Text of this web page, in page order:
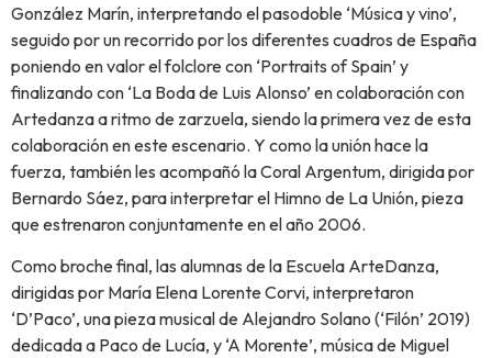
González Marín, interpretando el pasodoble ‘Música y vino’,
seguido por un recorrido por los diferentes cuadros de España
poniendo en valor el folclore con ‘Portraits of Spain’ y
finalizando con ‘La Boda de Luis Alonso’ en colaboración con
Artedanza a ritmo de zarzuela, siendo la primera vez de esta
colaboración en este escenario. Y como la unión hace la
fuerza, también les acompañó la Coral Argentum, dirigida por
Bernardo Sáez, para interpretar el Himno de La Unión, pieza
que estrenaron conjuntamente en el año 2006.
Como broche final, las alumnas de la Escuela ArteDanza,
dirigidas por María Elena Lorente Corvi, interpretaron
‘D’Paco’, una pieza musical de Alejandro Solano (‘Filón’ 2019)
dedicada a Paco de Lucía, y ‘A Morente’, música de Miguel